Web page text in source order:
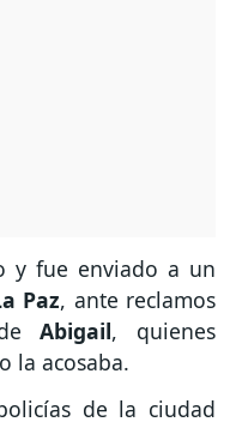
y fue enviado a un
Paz, ante reclamos
deAbigail, quienes
la acosaba.
de la ciudad